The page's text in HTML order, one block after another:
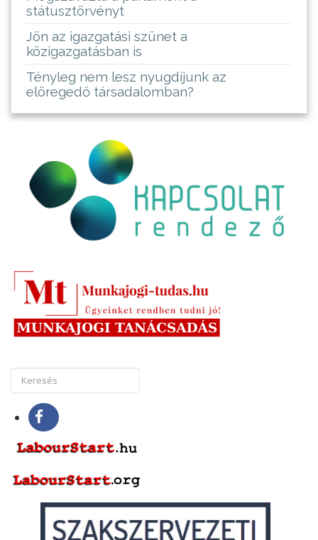
státusztörvényt
Jön az igazgatási szünet a
közigazgatásban is
Tényleg nem lesz nyugdíjunk az
elöregedő társadalomban?